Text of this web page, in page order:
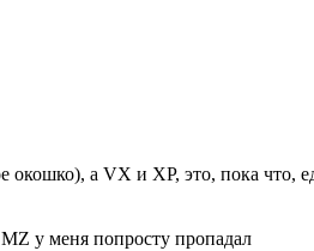
окошко), а VX и XP, это, пока что,
у меня попросту пропадал